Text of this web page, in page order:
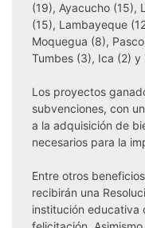
(19), Ayacucho (15),
(15), Lambayeque
Moquegua (8),
Tumbes (3), Ica (2) y
Los proyectos
subvenciones, con
a la adquisición de
necesarios para la
Entre otros
recibirán una
institución educativa